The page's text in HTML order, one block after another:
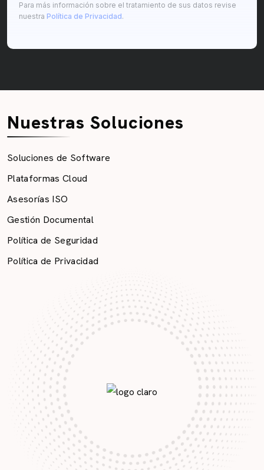
Para más información sobre el tratamiento de sus datos revise
nuestra Política de Privacidad.
Nuestras Soluciones
Soluciones de Software
Plataformas Cloud
Asesorías ISO
Gestión Documental
Política de Seguridad
Política de Privacidad